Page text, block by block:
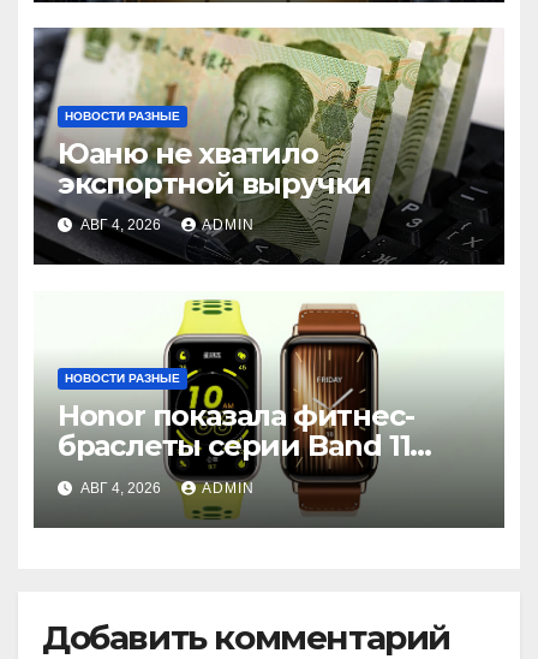
НОВОСТИ РАЗНЫЕ
Юаню не хватило
экспортной выручки
АВГ 4, 2026 ADMIN
НОВОСТИ РАЗНЫЕ
Honor показала фитнес-
браслеты серии Band 11
с GPS и автономностью до
26 дней
АВГ 4, 2026 ADMIN
Добавить комментарий